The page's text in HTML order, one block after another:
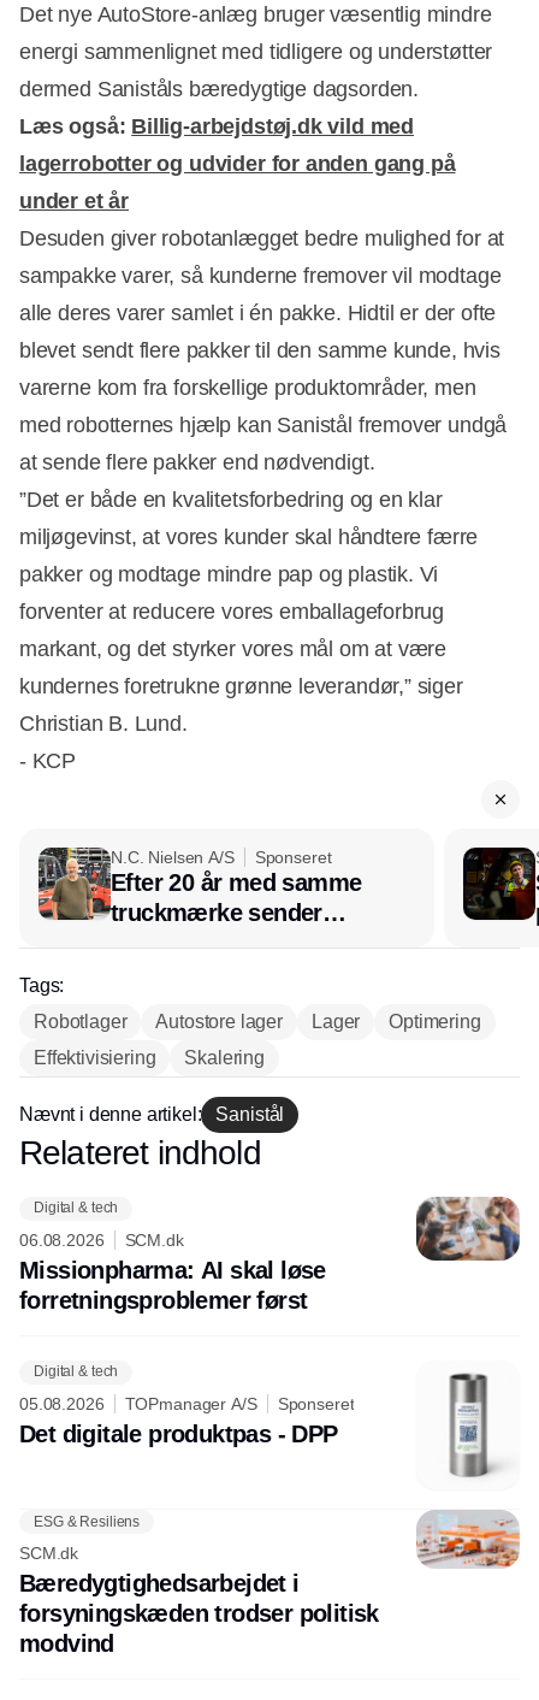
Det nye AutoStore-anlæg bruger væsentlig mindre
energi sammenlignet med tidligere og understøtter
dermed Saniståls bæredygtige dagsorden.
Læs også: Billig-arbejdstøj.dk vild med
lagerrobotter og udvider for anden gang på
under et år
Desuden giver robotanlægget bedre mulighed for at
sampakke varer, så kunderne fremover vil modtage
alle deres varer samlet i én pakke. Hidtil er der ofte
blevet sendt flere pakker til den samme kunde, hvis
varerne kom fra forskellige produktområder, men
med robotternes hjælp kan Sanistål fremover undgå
at sende flere pakker end nødvendigt.
”Det er både en kvalitetsforbedring og en klar
miljøgevinst, at vores kunder skal håndtere færre
pakker og modtage mindre pap og plastik. Vi
forventer at reducere vores emballageforbrug
markant, og det styrker vores mål om at være
kundernes foretrukne grønne leverandør,” siger
Christian B. Lund.
- KCP
N.C. Nielsen A/S Sponseret
Efter 20 år med samme
truckmærke sender
lagerchef stafetten videre
Tags:
Robotlager
Autostore lager Lager
Optimering
Effektivisiering
Skalering
Nævnt i denne artikel: Sanistål
Annonce
Relateret indhold
Digital & tech
06.08.2026 SCM.dk
Missionpharma: AI skal løse
forretningsproblemer først
Digital & tech
05.08.2026 TOPmanager A/S Sponseret
Det digitale produktpas - DPP
ESG & Resiliens
SCM.dk
Bæredygtighedsarbejdet i
forsyningskæden trodser politisk
modvind